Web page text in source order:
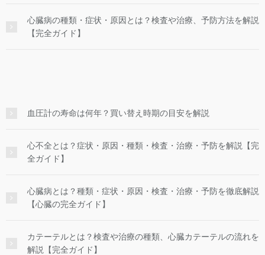
心臓病の種類・症状・原因とは？検査や治療、予防方法を解説
【完全ガイド】
血圧計の寿命は何年？買い替え時期の目安を解説
心不全とは？症状・原因・種類・検査・治療・予防を解説【完
全ガイド】
心臓病とは？種類・症状・原因・検査・治療・予防を徹底解説
【心臓の完全ガイド】
カテーテルとは？検査や治療の種類、心臓カテーテルの流れを
解説【完全ガイド】